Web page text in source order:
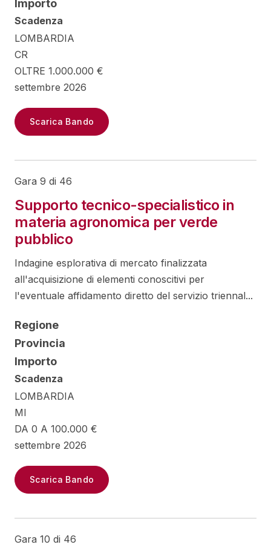
Importo
Scadenza
LOMBARDIA
CR
OLTRE 1.000.000 €
settembre 2026
Scarica Bando
Gara 9 di 46
Supporto tecnico-specialistico in
materia agronomica per verde
pubblico
Indagine esplorativa di mercato finalizzata
all'acquisizione di elementi conoscitivi per
l'eventuale affidamento diretto del servizio triennal...
Regione
Provincia
Importo
Scadenza
LOMBARDIA
MI
DA 0 A 100.000 €
settembre 2026
Scarica Bando
Gara 10 di 46